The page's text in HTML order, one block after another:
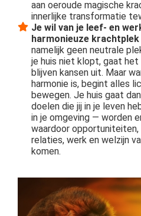
aan oeroude magische
innerlijke transformatie
Je wil van je leef- en
harmonieuze krachtplek
namelijk geen neutrale
je huis niet klopt, gaat
blijven kansen uit. Maar
harmonie is, begint alles
bewegen. Je huis gaat
doelen die jij in je leven
in je omgeving — worden
waardoor
relaties, werk en welzijn
komen.